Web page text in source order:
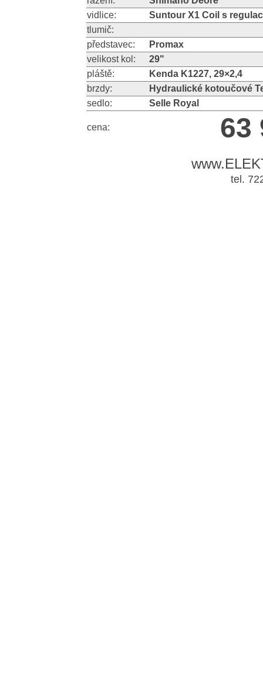
vidlice:
Suntour X1 Coil s
tlumič:
představec:
Promax
velikost kol:
29"
pláště:
Kenda K1227, 29×2,4
brzdy:
Hydraulické kotoučové
sedlo:
Selle Royal
cena: 63
tel.